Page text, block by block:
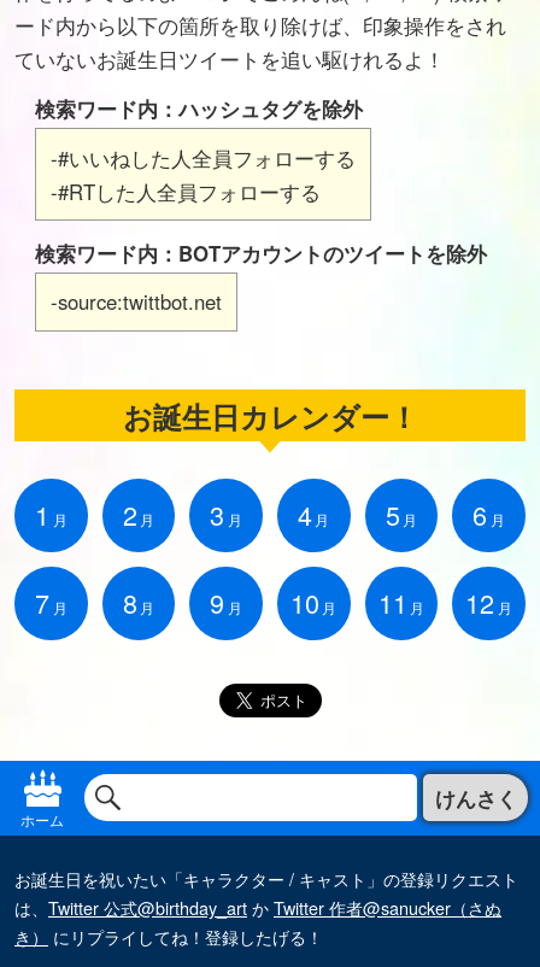
ード内から以下の箇所を取り除けば、印象操作をされ
ていないお誕生日ツイートを追い駆けれるよ！
検索ワード内：ハッシュタグを除外
-#いいねした人全員フォローする
-#RTした人全員フォローする
検索ワード内：BOTアカウントのツイートを除外
-source:twittbot.net
お誕生日カレンダー！
1 月 2 月 3 月 4 月 5 月 6 月
7 月 8 月 9 月 10 月 11 月 12 月
ホーム
けんさく
お誕生日を祝いたい「キャラクター / キャスト」の登録リクエスト
は、 Twitter 公式@birthday_artかTwitter 作者@sanucker（さぬ
き）
にリプライしてね！登録したげる！